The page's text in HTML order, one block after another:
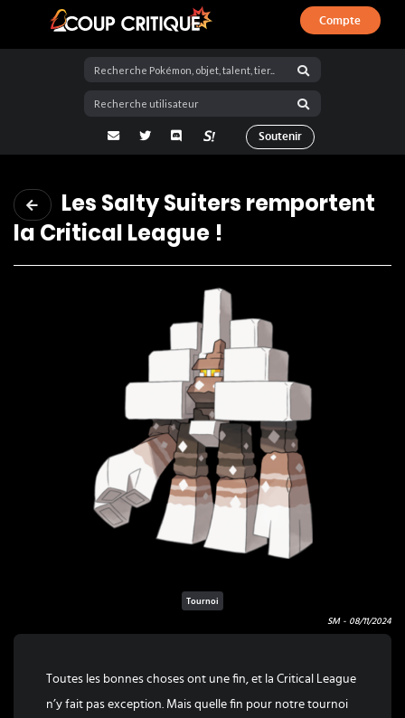
Coup Critique
Compte
adresse email
Twitter Discord La Salty Room sur Pokémon
Soutenir
Les Salty Suiters remportent
la Critical League !
Tournoi
SM - 08/11/2024
Toutes les bonnes choses ont une fin, et la Critical League
n’y fait pas exception. Mais quelle fin pour notre tournoi